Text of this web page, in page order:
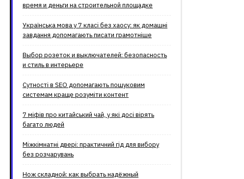
время и деньги на строительной площадке
Українська мова у 7 класі без хаосу: як домашні
завдання допомагають писати грамотніше
Выбор розеток и выключателей: безопасность
и стиль в интерьере
Сутності в SEO допомагають пошуковим
системам краще розуміти контент
7 міфів про китайський чай, у які досі вірять
багато людей
Міжкімнатні двері: практичний гід для вибору
без розчарувань
Нож складной: как выбрать надёжный